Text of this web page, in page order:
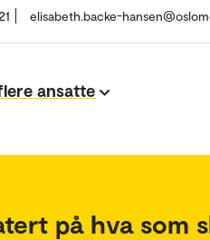
elisabeth.backe-
ansatte
på hva som